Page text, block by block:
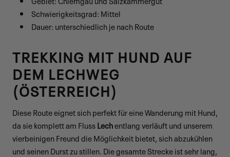
Schwierigkeitsgrad: Mittel
Dauer: unterschiedlich je nach Route
TREKKING MIT HUND AUF
DEM LECHWEG
(ÖSTERREICH)
Diese Route eignet sich perfekt für eine Wanderung mit Hund,
da sie komplett am FlussLechentlang verläuft und unserem
vierbeinigen Freund die Möglichkeit bietet, sich abzukühlen
und seinen Durst zu stillen. Die gesamte Strecke ist sehr lang,